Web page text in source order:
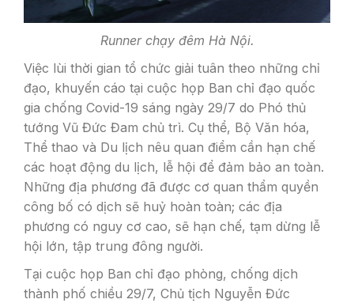
Runner chạy đêm Hà Nội.
Việc lùi thời gian tổ chức giải tuân theo những chỉ
đạo, khuyến cáo tại cuộc họp Ban chỉ đạo quốc
gia chống Covid-19 sáng ngày 29/7 do Phó thủ
tướng Vũ Đức Đam chủ trì. Cụ thể, Bộ Văn hóa,
Thể thao và Du lịch nêu quan điểm cần hạn chế
các hoạt động du lịch, lễ hội để đảm bảo an toàn.
Những địa phương đã được cơ quan thẩm quyền
công bố có dịch sẽ huỷ hoàn toàn; các địa
phương có nguy cơ cao, sẽ hạn chế, tạm dừng lễ
hội lớn, tập trung đông người.
Tại cuộc họp Ban chỉ đạo phòng, chống dịch
thành phố chiều 29/7, Chủ tịch Nguyễn Đức